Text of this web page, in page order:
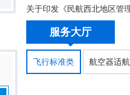
服务大厅
飞行标准类 航空器适